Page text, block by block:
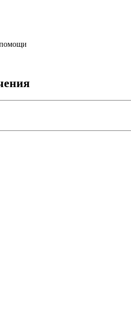
помощи